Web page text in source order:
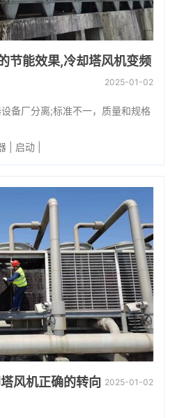
节能效果,冷却塔风机变频
2025-01-02
备厂分离;标准不一，质量和规格
启动
风机正确的转向 2025-01-02